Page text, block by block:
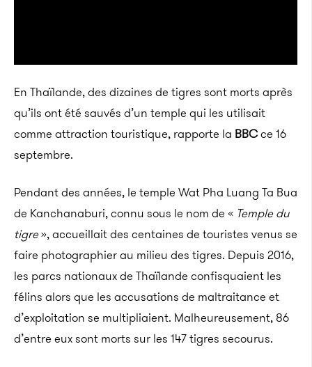
En Thaïlande, des dizaines de tigres sont morts après
qu’ils ont été sauvés d’un temple qui les utilisait
comme attraction touristique, rapporte la BBCce 16
septembre.
Pendant des années, le temple Wat Pha Luang Ta Bua
de Kanchanaburi, connu sous le nom de « Temple du
tigre», accueillait des centaines de touristes venus se
faire photographier au milieu des tigres. Depuis 2016,
les parcs nationaux de Thaïlande confisquaient les
félins alors que les accusations de maltraitance et
d’exploitation se multipliaient. Malheureusement, 86
d’entre eux sont morts sur les 147 tigres secourus.